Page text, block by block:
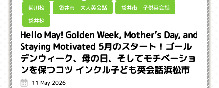
菊川校 袋井市 大人英会話 袋井市 子供英会話
袋井校
Hello May! Golden Week, Mother’s Day, and
Staying Motivated 5月のスタート！ゴール
デンウィーク、母の日、そしてモチベーショ
ンを保つコツ インクル子ども英会話浜松市
11 May 2026